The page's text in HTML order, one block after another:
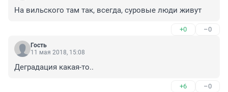
На вильского там так, всегда, суровые люди живут
+0 –0
Гость
11 мая 2018, 15:08
Деградация какая-то..
+6 –0